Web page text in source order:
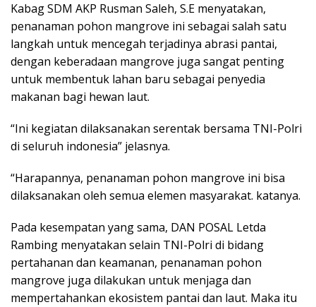
Kabag SDM AKP Rusman Saleh, S.E menyatakan,
penanaman pohon mangrove ini sebagai salah satu
langkah untuk mencegah terjadinya abrasi pantai,
dengan keberadaan mangrove juga sangat penting
untuk membentuk lahan baru sebagai penyedia
makanan bagi hewan laut.
“Ini kegiatan dilaksanakan serentak bersama TNI-Polri
di seluruh indonesia” jelasnya.
“Harapannya, penanaman pohon mangrove ini bisa
dilaksanakan oleh semua elemen masyarakat. katanya.
Pada kesempatan yang sama, DAN POSAL Letda
Rambing menyatakan selain TNI-Polri di bidang
pertahanan dan keamanan, penanaman pohon
mangrove juga dilakukan untuk menjaga dan
mempertahankan ekosistem pantai dan laut. Maka itu